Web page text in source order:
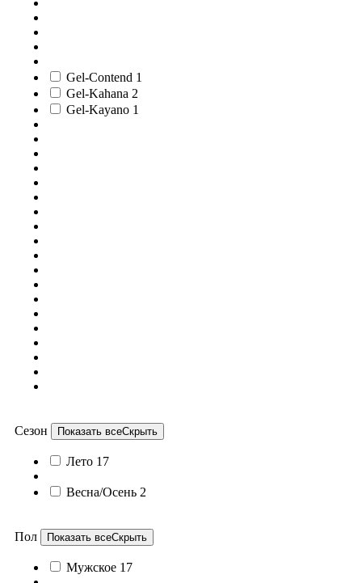
Gel-Contend 1
Gel-Kahana 2
Gel-Kayano 1
Сезон Показать всеСкрыть
Лето 17
Весна/Осень 2
Пол Показать всеСкрыть
Мужское 17